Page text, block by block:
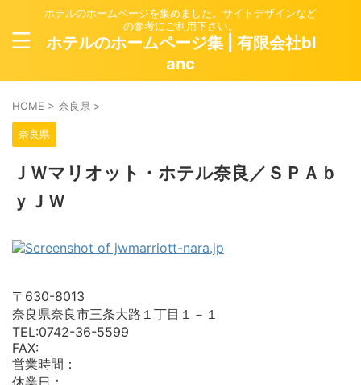
ホテルのホームページを集めました。サイトデザインなど
の参考にご利用下さい。
ホテルのホームページ集 | 有限会社bl
anc
HOME > 奈良県 >
奈良県
ＪＷマリオット・ホテル奈良／ＳＰＡｂ
ｙＪＷ
〒630-8013
奈良県奈良市三条大路１丁目１－１
TEL:0742-36-5599
FAX:
営業時間：
休業日：